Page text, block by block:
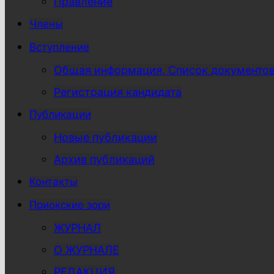
Члены
Вступление
Общая информация, Список
Регистрация кандидата
Публикации
Новые публикации
Архив публикаций
Контакты
Приокские зори
ЖУРНАЛ
О ЖУРНАЛЕ